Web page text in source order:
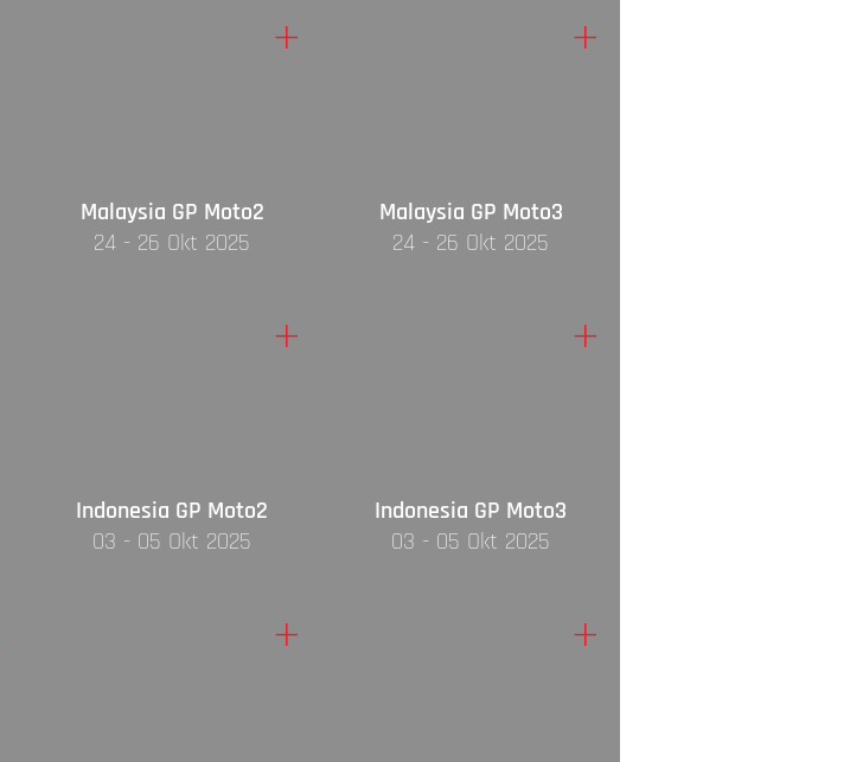
+ +
Malaysia GP Moto2
24 - 26 Okt 2025
+
Malaysia GP Moto3
24 - 26 Okt 2025
+
Indonesia GP Moto2
03 - 05 Okt 2025
+
Indonesia GP Moto3
03 - 05 Okt 2025
+